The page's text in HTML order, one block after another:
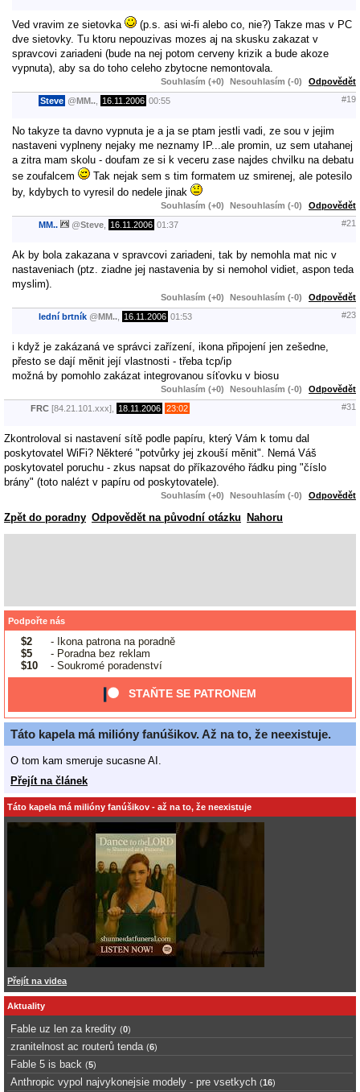
Ved vravim ze sietovka
(p.s. asi wi-fi alebo co, nie?) Takze mas v PC
dve sietovky. Tu ktoru nepouzivas mozes aj na skusku zakazat v
spravcovi zariadeni (bude na nej potom cerveny krizik a bude akoze
vypnuta), aby sa do toho celeho zbytocne nemontovala.
Souhlasím (+0) Nesouhlasím (-0) Odpovědět
Steve @MM.. 16.11.2006 00:55 #19
No takyze ta davno vypnuta je a ja se ptam jestli vadi, ze sou v jejim
nastaveni vyplneny nejaky me neznamy IP...ale promin, uz sem utahanej
a zitra mam skolu - doufam ze si k veceru zase najdes chvilku na debatu
se zoufalcem
Tak nejak sem s tim formatem uz smirenej, ale potesilo
by, kdybych to vyresil do nedele jinak
Souhlasím (+0) Nesouhlasím (-0) Odpovědět
MM.. @Steve 16.11.2006 01:37 #21
Ak by bola zakazana v spravcovi zariadeni, tak by nemohla mat nic v
nastaveniach (ptz. ziadne jej nastavenia by si nemohol vidiet, aspon teda
myslim).
Souhlasím (+0) Nesouhlasím (-0) Odpovědět
lední brtník @MM.. 16.11.2006 01:53 #23
i když je zakázaná ve správci zařízení, ikona připojení jen zešedne,
přesto se dají měnit její vlastnosti - třeba tcp/ip
možná by pomohlo zakázat integrovanou síťovku v biosu
Souhlasím (+0) Nesouhlasím (-0) Odpovědět
FRC [84.21.101.xxx], 18.11.2006 23:02 #31
Zkontroloval si nastavení sítě podle papíru, který Vám k tomu dal
poskytovatel WiFi? Některé "potvůrky jej zkouší měnit". Nemá Váš
poskytovatel poruchu - zkus napsat do příkazového řádku ping "číslo
brány" (toto nalézt v papíru od poskytovatele).
Souhlasím (+0) Nesouhlasím (-0) Odpovědět
Zpět do poradny Odpovědět na původní otázku Nahoru
Podpořte nás
$2
- Ikona patrona na poradně
$5
- Poradna bez reklam
$10
- Soukromé poradenství
STAŇTE SE PATRONEM
Táto kapela má milióny fanúšikov. Až na to, že neexistuje.
O tom kam smeruje sucasne AI.
Přejít na článek
Táto kapela má milióny fanúšikov - až na to, že neexistuje
Přejít na videa
Aktuality
Fable uz len za kredity (0)
zranitelnost ac routerů tenda (6)
Fable 5 is back (5)
Anthropic vypol najvykonejsie modely - pre vsetkych (16)